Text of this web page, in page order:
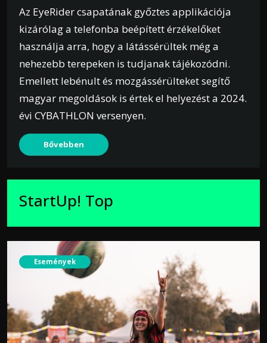
Az EyeRider csapatának győztes applikációja
kizárólag a telefonba beépített érzékelőket
használja arra, hogy a látássérültek még a
nehezebb terepeken is tudjanak tájékozódni.
Emellett lebénult és mozgássérülteket segítő
magyar megoldások is értek el helyezést a 2024.
évi CYBATHLON versenyen.
Bővebben
StartUp! Top
Események